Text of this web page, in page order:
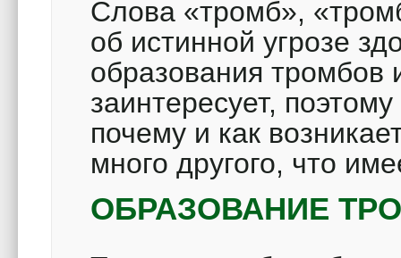
Слова «тромб»,
об истинной угрозе
образования тромбов
заинтересует,
почему и как
много другого, что
ОБРАЗОВАНИЕ